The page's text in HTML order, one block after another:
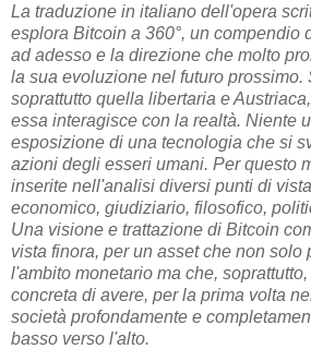
La traduzione in italiano dell'opera
esplora Bitcoin a 360°, un compendio
ad adesso e la direzione che molto
la sua evoluzione nel futuro prossimo.
soprattutto quella libertaria e
essa interagisce con la realtà. Niente
esposizione di una tecnologia che si
azioni degli esseri umani. Per questo
inserite nell'analisi diversi punti di
economico, giudiziario, filosofico,
Una visione e trattazione di Bitcoin
vista finora, per un asset che non solo
l'ambito monetario ma che,
concreta di avere, per la prima volta
società profondamente e
basso verso l'alto.